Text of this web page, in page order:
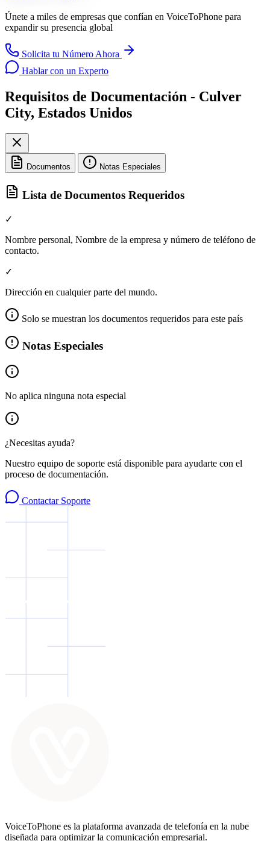
Únete a miles de empresas que confían en VoiceToPhone para
expandir su presencia global
Solicita tu Número Ahora
Hablar con un Experto
Requisitos de Documentación - Culver
City, Estados Unidos
Documentos Notas Especiales
Lista de Documentos Requeridos
✓
Nombre personal, Nombre de la empresa y número de teléfono de
contacto.
✓
Dirección en cualquier parte del mundo.
Solo se muestran los documentos requeridos para este país
Notas Especiales
No aplica ninguna nota especial
¿Necesitas ayuda?
Nuestro equipo de soporte está disponible para ayudarte con el
proceso de documentación.
Contactar Soporte
VoiceToPhone es la plataforma avanzada de telefonía en la nube
diseñada para optimizar la comunicación empresarial.